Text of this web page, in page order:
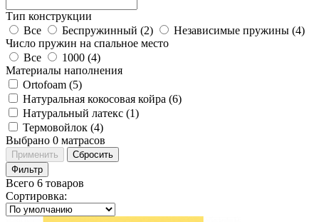
Тип конструкции
Все
Беспружинный (2) Независимые пружины (4)
Число пружин на спальное место
Все
1000 (4)
Материалы наполнения
Ortofoam (5)
Натуральная кокосовая койра (6)
Натуральный латекс (1)
Термовойлок (4)
Выбрано 0 матрасов
Применить
Сбросить
Фильтр
Всего 6 товаров
Сортировка: